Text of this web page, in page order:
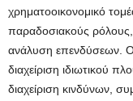
χρηματοοικονομικό
παραδοσιακούς
ανάλυση επενδύσεων. Οι
διαχείριση ιδιωτικού
διαχείριση κινδύνων,